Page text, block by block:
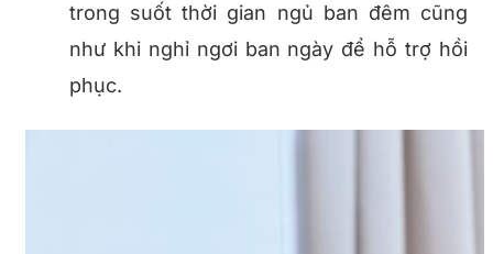
trong suốt thời gian ngủ ban đêm cũng
như khi nghỉ ngơi ban ngày để hỗ trợ hồi
phục.